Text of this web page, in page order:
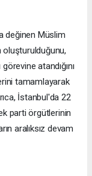
değinen Müslim
oluşturulduğunu,
atandığını
tamamlayarak
İstanbul'da 22
parti örgütlerinin
aralıksız devam